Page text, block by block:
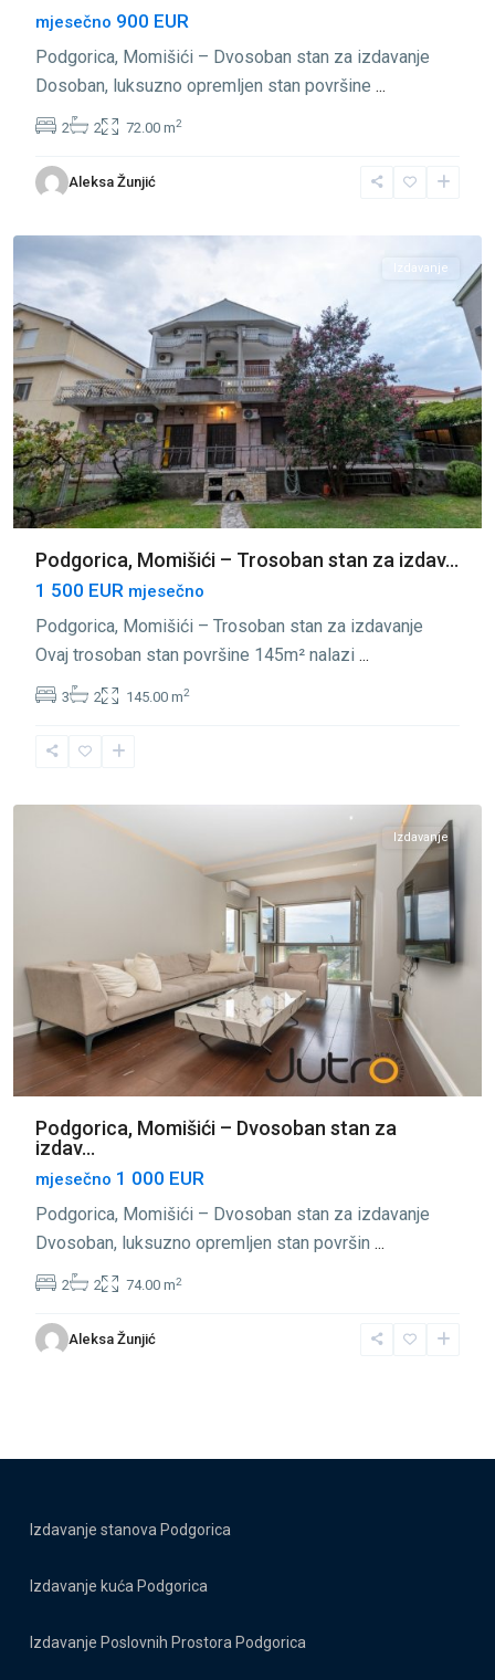
mjesečno 900 EUR
Podgorica, Momišići – Dvosoban stan za izdavanje
Dosoban, luksuzno opremljen stan površine ...
2 2 72.00 m2
Aleksa Žunjić
Momišići,
Izdavanje
Podgorica, Momišići – Trosoban stan za izdav...
1 500 EUR mjesečno
Podgorica, Momišići – Trosoban stan za izdavanje
Ovaj trosoban stan površine 145m² nalazi ...
3 2 145.00 m2
Momišići
Izdavanje
Podgorica, Momišići – Dvosoban stan za
izdav...
mjesečno 1 000 EUR
Podgorica, Momišići – Dvosoban stan za izdavanje
Dvosoban, luksuzno opremljen stan površin ...
2 2 74.00 m2
Aleksa Žunjić
Izdavanje stanova Podgorica
Izdavanje kuća Podgorica
Izdavanje Poslovnih Prostora Podgorica